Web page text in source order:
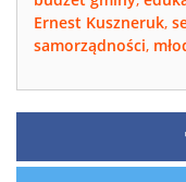
Ernest Kuszneruk,
samorządności,